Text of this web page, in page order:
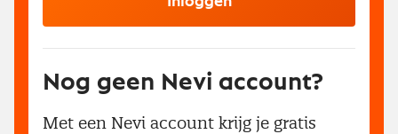
Nog geen Nevi account?
Met een Nevi account krijg je gratis